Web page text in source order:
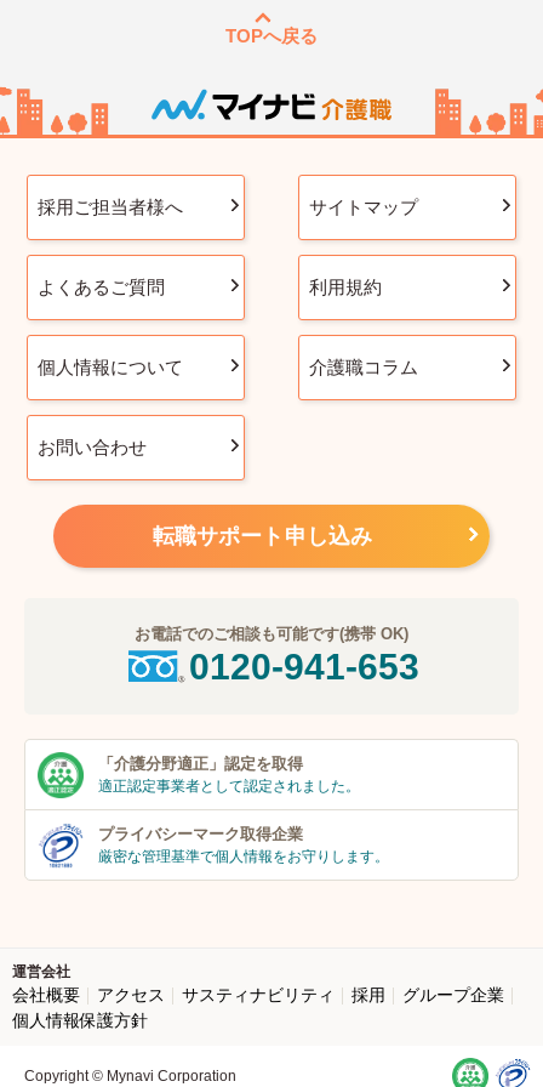
TOPへ戻る
採用ご担当者様へ サイトマップ
よくあるご質問 利用規約
個人情報について 介護職コラム
お問い合わせ
転職サポート申し込み
お電話でのご相談も可能です(携帯 OK)
0120-941-653
「介護分野適正」 認定を取得
適正認定事業者として認定されました。
プライバシーマーク取得企業
厳密な管理基準で個人情報をお守りします。
運営会社
会社概要 アクセス サスティナビリティ 採用
グループ企業
個人情報保護方針
Copyright © Mynavi Corporation